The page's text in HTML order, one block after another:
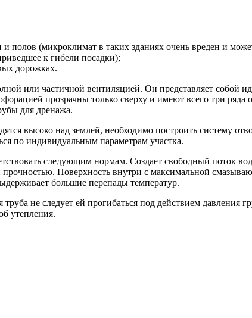
и полов (микроклимат в таких зданиях очень вреден и
к гибели посадки);
дорожках.
или частичной вентиляцией. Он представляет собой
прозрачны только сверху и имеют всего три
для дренажа.
высоко над землей, необходимо построить систему
по индивидуальным параметрам участка.
следующим нормам. Создает свободный поток
Поверхность внутри с максимальной
большие перепады температур.
не следует ей прогибаться под действием
утепления.